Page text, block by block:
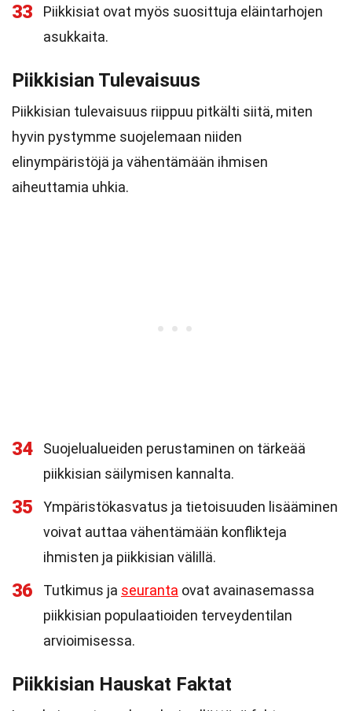
33
Piikkisiat ovat myös suosittuja eläintarhojen
asukkaita.
Piikkisian Tulevaisuus
Piikkisian tulevaisuus riippuu pitkälti siitä, miten
hyvin pystymme suojelemaan niiden
elinympäristöjä ja vähentämään ihmisen
aiheuttamia uhkia.
34
Suojelualueiden perustaminen on tärkeää
piikkisian säilymisen kannalta.
35
Ympäristökasvatus ja tietoisuuden lisääminen
voivat auttaa vähentämään konflikteja
ihmisten ja piikkisian välillä.
36 Tutkimus ja seuranta ovat avainasemassa
piikkisian populaatioiden terveydentilan
arvioimisessa.
Piikkisian Hauskat Faktat